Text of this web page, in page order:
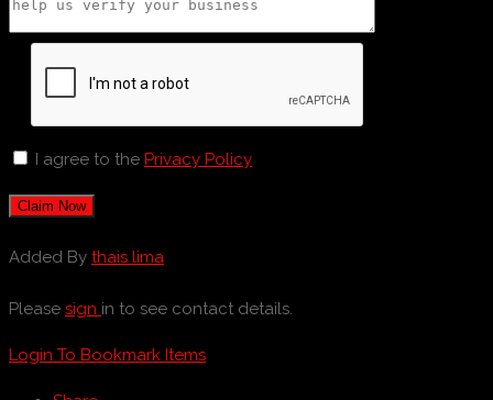
I agree to the Privacy Policy
Claim Now
Added By thais lima
Please sign in to see contact details.
Login To Bookmark Items